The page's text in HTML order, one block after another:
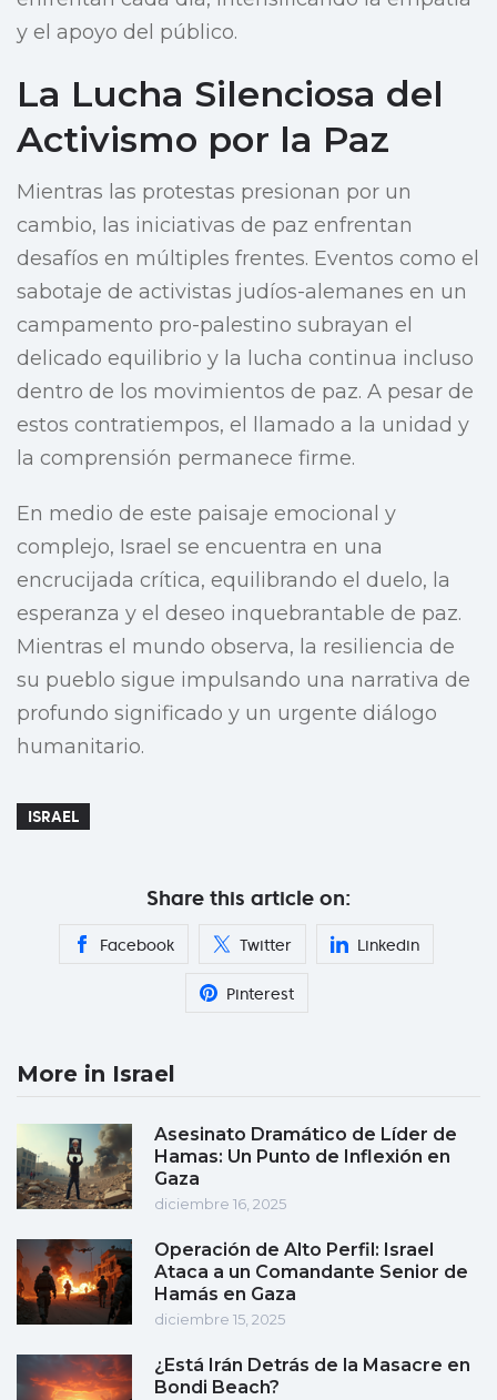
y el apoyo del público.
La Lucha Silenciosa del
Activismo por la Paz
Mientras las protestas presionan por un
cambio, las iniciativas de paz enfrentan
desafíos en múltiples frentes. Eventos como el
sabotaje de activistas judíos-alemanes en un
campamento pro-palestino subrayan el
delicado equilibrio y la lucha continua incluso
dentro de los movimientos de paz. A pesar de
estos contratiempos, el llamado a la unidad y
la comprensión permanece firme.
En medio de este paisaje emocional y
complejo, Israel se encuentra en una
encrucijada crítica, equilibrando el duelo, la
esperanza y el deseo inquebrantable de paz.
Mientras el mundo observa, la resiliencia de
su pueblo sigue impulsando una narrativa de
profundo significado y un urgente diálogo
humanitario.
ISRAEL
Share this article on:
Facebook Twitter Linkedin
Pinterest
More in Israel
Asesinato Dramático de Líder de
Hamas: Un Punto de Inflexión en
Gaza
diciembre 16, 2025
Operación de Alto Perfil: Israel
Ataca a un Comandante Senior de
Hamás en Gaza
diciembre 15, 2025
¿Está Irán Detrás de la Masacre en
Bondi Beach?